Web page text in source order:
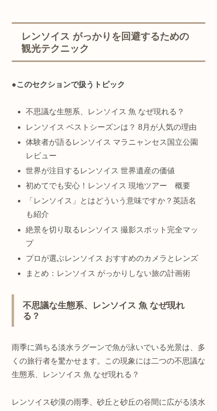
レンソイス がっかりを回避するための
観光テクニック
●このセクションで扱うトピック
不思議な生態系、レンソイス 魚 なぜ現れる？
レンソイス ベストシーズンは？ 8月が人気の理由
体験者が語るレンソイス マラニャンセス国立公園
レビュー
世界が注目するレンソイス 世界遺産の価値
初めてでも安心！レンソイス 現地ツアー 概要
「レンソイス」とはどういう意味ですか？英語名
も紹介
絶景を切り取るレンソイス 撮影スポット完全マッ
プ
プロが選ぶレンソイス おすすめのカメラとレンズ
まとめ：レンソイス がっかりしない旅の計画術
不思議な生態系、レンソイス 魚 なぜ現れ
る？
雨季に満ちる淡水ラグーンで魚が泳いでいる光景は、多
くの旅行者を驚かせます。この現象には二つの不思議な
生態系、レンソイス 魚 なぜ現れる？
レンソイス砂漠の雨季、砂丘と砂丘の谷間に広がる淡水